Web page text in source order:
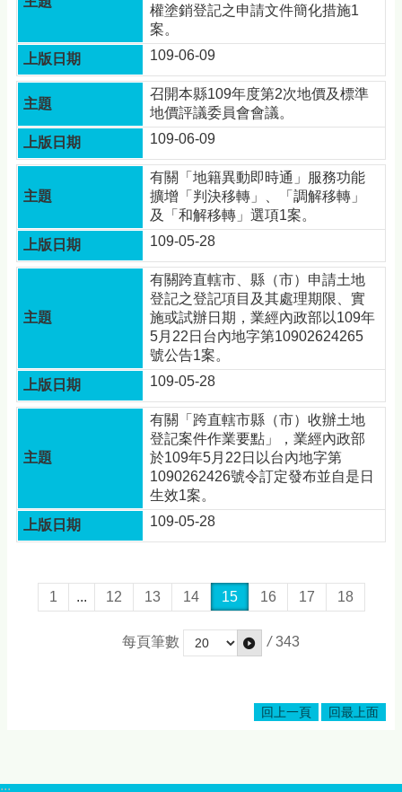
權塗銷登記之申請文件簡化措施1
案。
109-06-09
召開本縣109年度第2次地價及標準
地價評議委員會會議。
109-06-09
有關「地籍異動即時通」服務功能
擴增「判決移轉」、「調解移轉」
及「和解移轉」選項1案。
109-05-28
有關跨直轄市、縣（市）申請土地
登記之登記項目及其處理期限、實
施或試辦日期，業經內政部以109年
5月22日台內地字第10902624265
號公告1案。
109-05-28
有關「跨直轄市縣（市）收辦土地
登記案件作業要點」，業經內政部
於109年5月22日以台內地字第
1090262426號令訂定發布並自是日
生效1案。
109-05-28
1 ... 12 13 14 15 16 17 18
每頁筆數 / 343
回上一頁 回最上面